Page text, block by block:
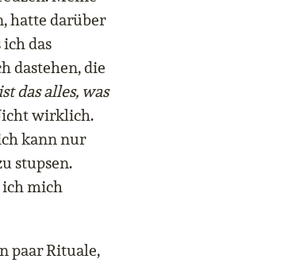
hatte darüber
das
dastehen, die
das alles, was
wirklich.
kann nur
stupsen.
ich mich
paar Rituale,